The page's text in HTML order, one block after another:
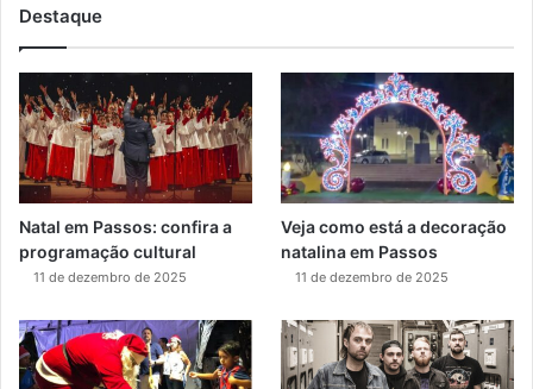
Destaque
Natal em Passos: confira a
programação cultural
11 de dezembro de 2025
Veja como está a decoração
natalina em Passos
11 de dezembro de 2025